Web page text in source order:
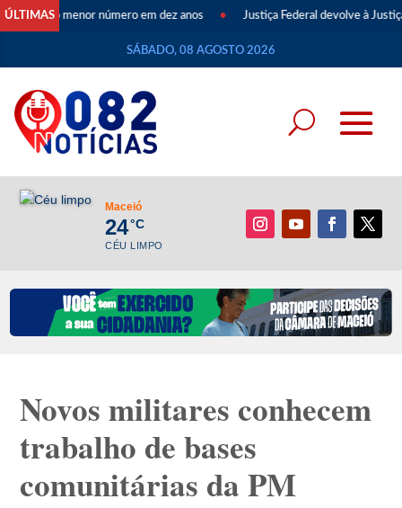
ÚLTIMAS
ao menor número em dez anos • Justiça Federal devolve à Justiça
SÁBADO, 08 AGOSTO 2026
Maceió
24°C
CÉU LIMPO
Novos militares conhecem
trabalho de bases
comunitárias da PM